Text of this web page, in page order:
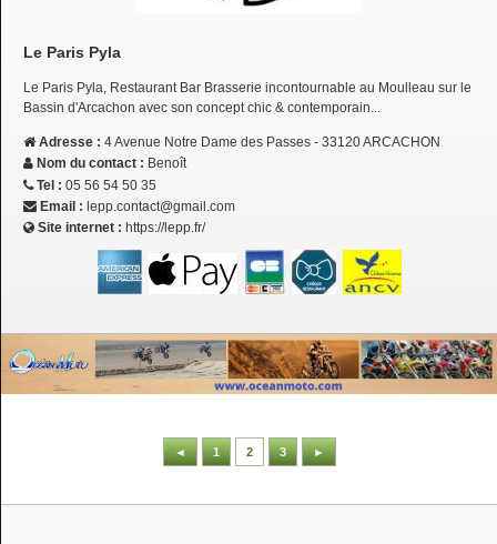
Le Paris Pyla
Le Paris Pyla, Restaurant Bar Brasserie incontournable au Moulleau sur le
Bassin d'Arcachon avec son concept chic & contemporain...
Adresse : 4 Avenue Notre Dame des Passes - 33120 ARCACHON
Nom du contact : Benoît
Tel : 05 56 54 50 35
Email : lepp.contact@gmail.com
Site internet : https://lepp.fr/
◄ 1 2 3 ►